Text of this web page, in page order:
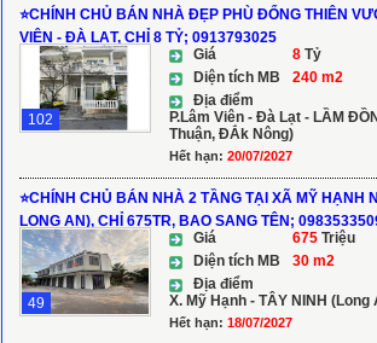
⭐️CHÍNH CHỦ BÁN NHÀ ĐẸP PHÙ ĐỔNG THIÊN
VIÊN - ĐÀ LẠT, CHỈ 8 TỶ; 0913793025
102
Giá 8 Tỷ
Diện tích MB
240 m2
Địa điểm
P.Lâm Viên - Đà Lạt - LẦM
Thuận, ĐẮk Nông)
Hết hạn: 20/07/2027
⭐️CHÍNH CHỦ BÁN NHÀ 2 TẦNG TẠI XÃ MỸ HẠNH
LONG AN), CHỈ 675TR, BAO SANG TÊN;
49
Giá 675 Triệu
Diện tích MB
30 m2
Địa điểm
X. Mỹ Hạnh - TÂY NINH (Long
Hết hạn: 18/07/2027